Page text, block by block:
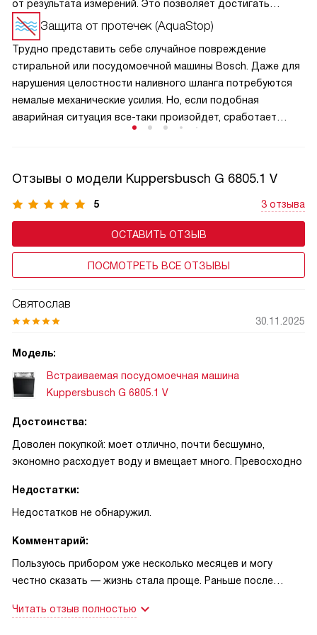
от результата измерений. Это позволяет достигать
оптимальных результатов при минимальном расходе воды
и электроэнергии.
Защита от протечек (AquaStop)
Трудно представить себе случайное повреждение
стиральной или посудомоечной машины Bosch. Даже для
нарушения целостности наливного шланга потребуются
немалые механические усилия. Но, если подобная
аварийная ситуация все-таки произойдет, сработает
перекрывают водоснабжение агрегата.
Отзывы о модели Kuppersbusch G 6805.1 V
5 3 отзыва
ОСТАВИТЬ ОТЗЫВ
ПОСМОТРЕТЬ ВСЕ ОТЗЫВЫ
Святослав
30.11.2025
Модель:
Встраиваемая посудомоечная машина
Kuppersbusch G 6805.1 V
Достоинства:
Доволен покупкой: моет отлично, почти бесшумно,
экономно расходует воду и вмещает много. Превосходно
Недостатки:
Недостатков не обнаружил.
Комментарий:
Пользуюсь прибором уже несколько месяцев и могу
честно сказать — жизнь стала проще. Раньше после
в машину и занимаюсь другими делами. Вместимость на
Читать отзыв полностью